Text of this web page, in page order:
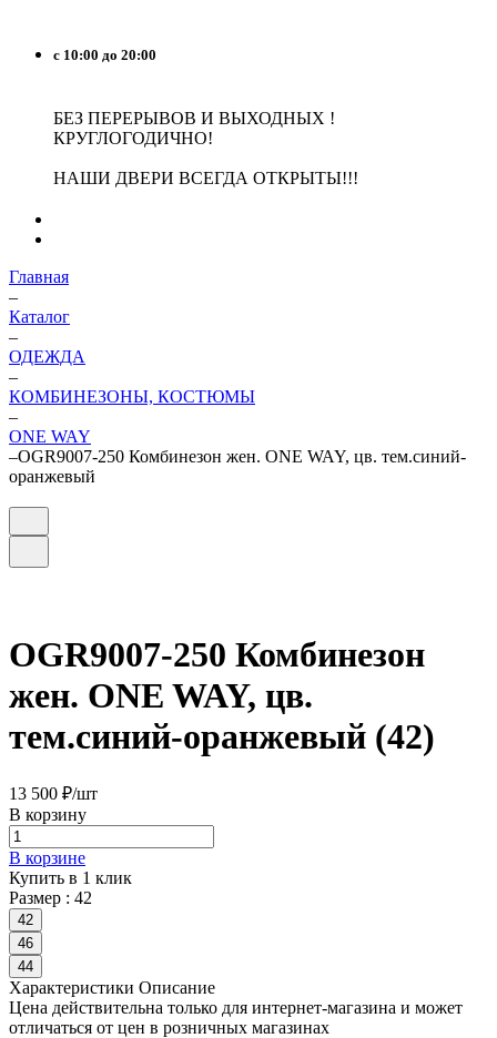
с 10:00 до 20:00
БЕЗ ПЕРЕРЫВОВ И ВЫХОДНЫХ !
КРУГЛОГОДИЧНО!
НАШИ ДВЕРИ ВСЕГДА ОТКРЫТЫ!!!
Главная
–
Каталог
–
ОДЕЖДА
–
КОМБИНЕЗОНЫ, КОСТЮМЫ
–
ONE WAY
–OGR9007-250 Комбинезон жен. ONE WAY, цв. тем.синий-
оранжевый
OGR9007-250 Комбинезон
жен. ONE WAY, цв.
тем.синий-оранжевый (42)
13 500 ₽/шт
В корзину
В корзине
Купить в 1 клик
Размер : 42
42
46
44
Характеристики Описание
Цена действительна только для интернет-магазина и может
отличаться от цен в розничных магазинах